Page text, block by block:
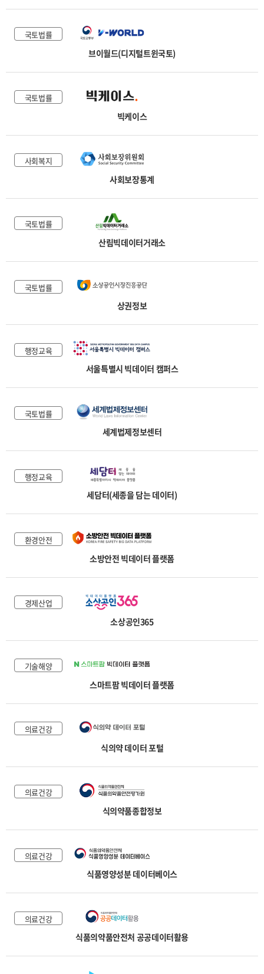
국토법률
브이월드(디지털트윈국토)
국토법률
빅케이스
사회복지
사회보장통계
국토법률
산림빅데이터거래소
국토법률
상권정보
행정교육
서울특별시 빅데이터 캠퍼스
국토법률
세계법제정보센터
행정교육
세담터(세종을 담는 데이터)
환경안전
소방안전 빅데이터 플랫폼
경제산업
소상공인365
기술해양
스마트팜 빅데이터 플랫폼
의료건강
식의약 데이터 포털
의료건강
식의약품종합정보
의료건강
식품영양성분 데이터베이스
의료건강
식품의약품안전처 공공데이터활용